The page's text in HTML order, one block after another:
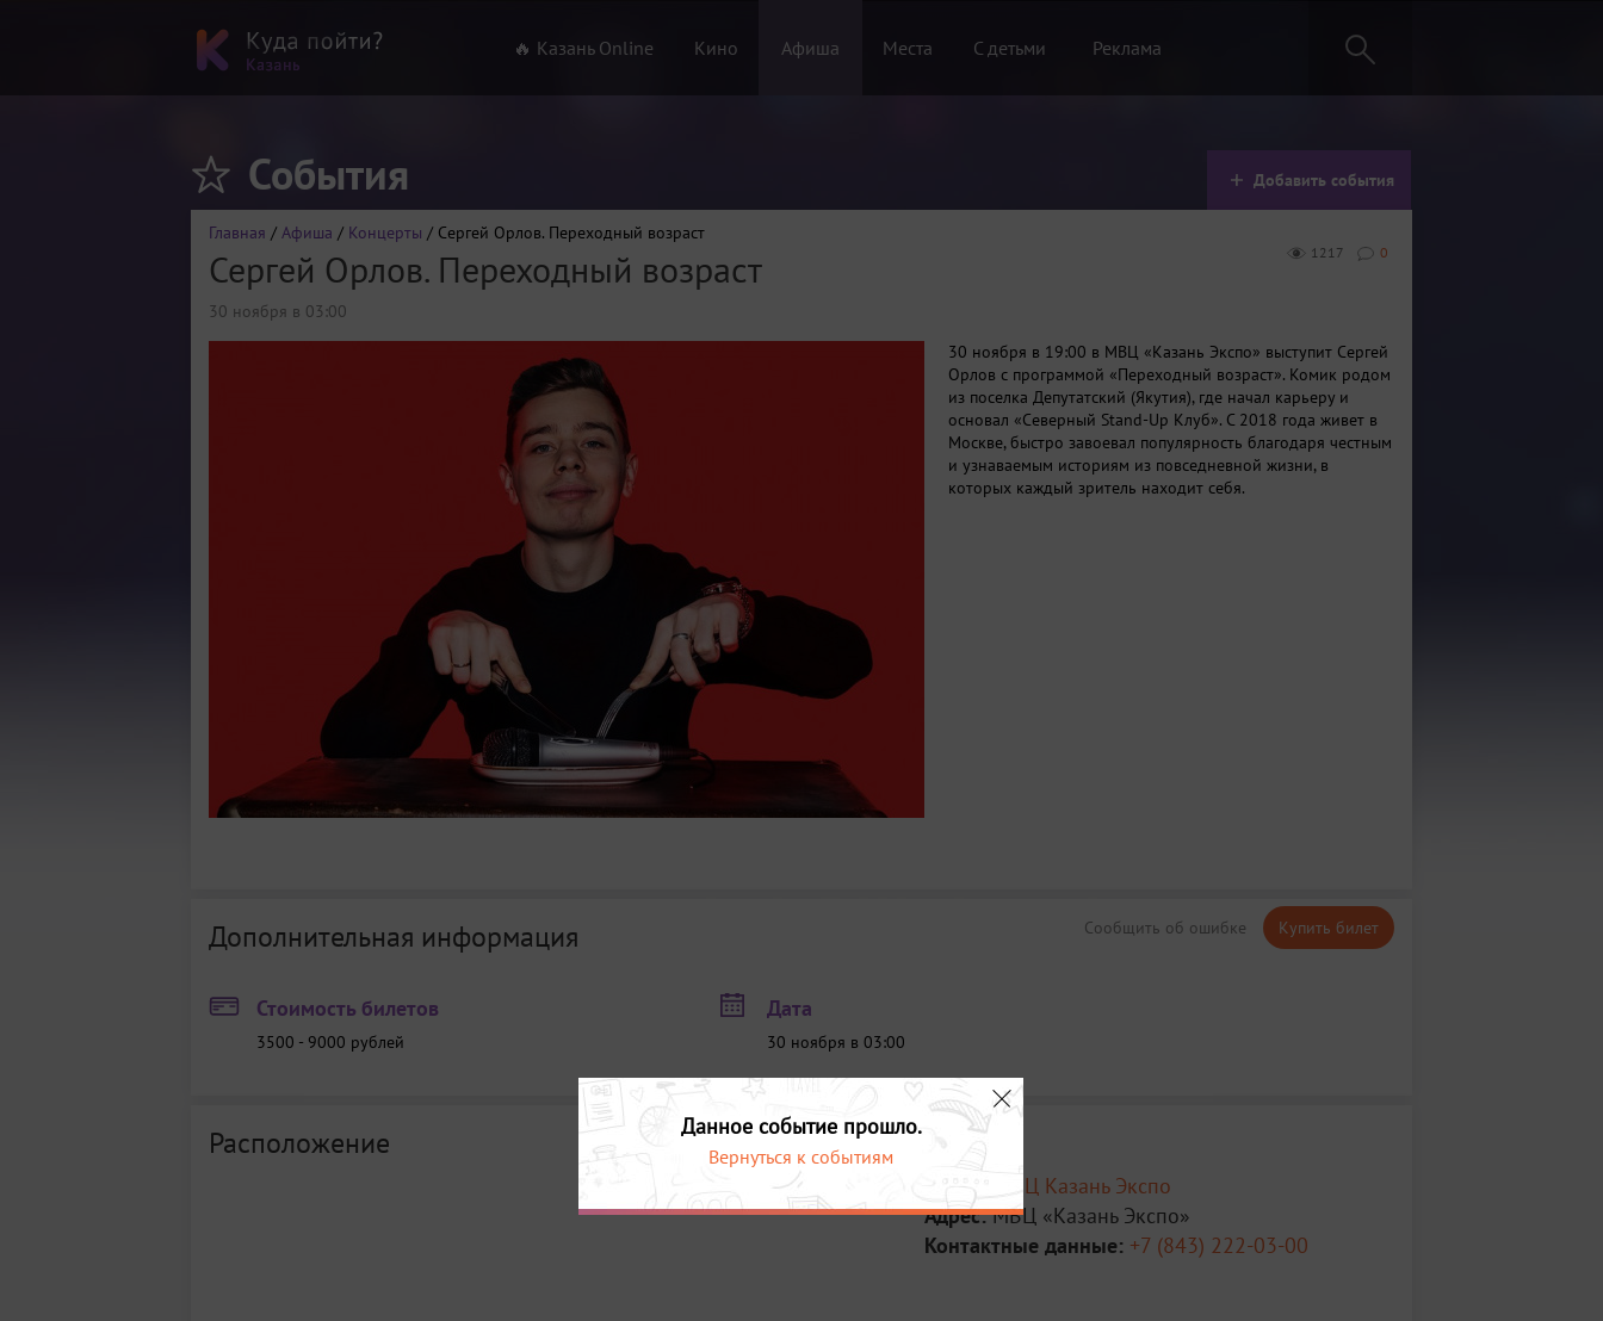
🔥 Казань Online Кино Афиша Места С детьми Реклама
События Добавить события
Главная / Афиша / Концерты / Сергей Орлов. Переходный возраст
0
1217
Сергей Орлов. Переходный возраст
30 ноября в 03:00
30 ноября в 19:00 в МВЦ «Казань Экспо» выступит Сергей
Орлов с программой «Переходный возраст». Комик родом
из поселка Депутатский (Якутия), где начал карьеру и
основал «Северный Stand-Up Клуб». С 2018 года живет в
Москве, быстро завоевал популярность благодаря честным
и узнаваемым историям из повседневной жизни, в
которых каждый зритель находит себя.
Сообщить об ошибке Купить билет
Дополнительная информация
Стоимость билетов
3500 - 9000 рублей
Дата
30 ноября в 03:00
Расположение
Место:
МВЦ Казань Экспо
Адрес:МВЦ «Казань Экспо»
Контактные данные: +7 (843) 222-03-00
Данное событие прошло.
Вернуться к событиям